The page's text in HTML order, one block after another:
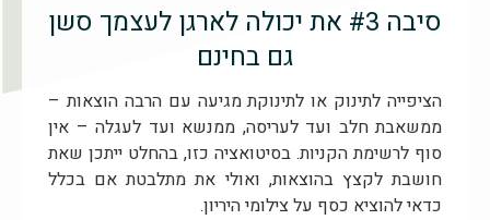
סיבה #3 את יכולה לארגן לעצמך סשן
גם בחינם
הציפייה לתינוק או לתינוקת מגיעה עם הרבה הוצאות –
ממשאבת חלב ועד לעריסה, ממנשא ועד לעגלה – אין
סוף לרשימת הקניות. בסיטואציה כזו, בהחלט ייתכן שאת
חושבת לקצץ בהוצאות, ואולי את מתלבטת אם בכלל
כדאי להוציא כסף על צילומי היריון.